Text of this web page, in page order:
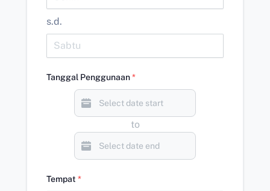
s.d.
Tanggal Penggunaan*
to
Tempat *